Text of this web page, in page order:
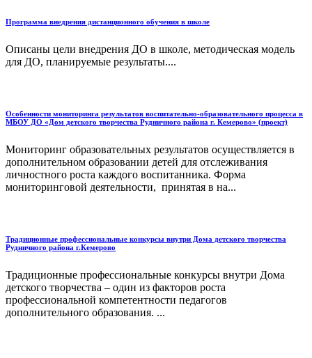
Программа внедрения дистанционного обучения в школе
Описаны цели внедрения ДО в школе, методическая модель
для ДО, планируемые результаты....
Особенности мониторинга результатов воспитательно-образовательного процесса в
МБОУ ДО «Дом детского творчества Рудничного района г. Кемерово» (проект)
Мониторинг образовательных результатов осуществляется в
дополнительном образовании детей для отслеживания
личностного роста каждого воспитанника. Форма
мониторинговой деятельности, принятая в на...
Традиционные профессиональные конкурсы внутри Дома детского творчества
Рудничного района г.Кемерово
Традиционные профессиональные конкурсы внутри Дома
детского творчества – один из факторов роста
профессиональной компетентности педагогов
дополнительного образования. ...